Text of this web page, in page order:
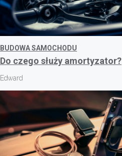
BUDOWA SAMOCHODU
Do czego służy amortyzator?
Edward